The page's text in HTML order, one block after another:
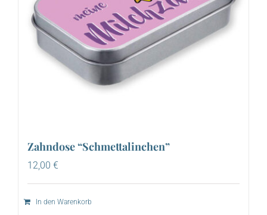
Zahndose “Schmettalinchen”
12,00 €
In den Warenkorb